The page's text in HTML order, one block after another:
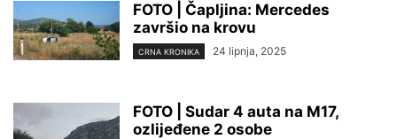
FOTO | Čapljina: Mercedes
završio na krovu
CRNA KRONIKA 24 lipnja, 2025
FOTO | Sudar 4 auta na M17,
ozlijeđene 2 osobe